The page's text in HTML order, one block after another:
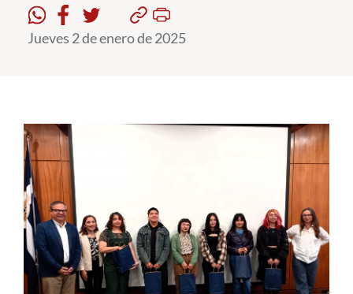
Admisión
Formación Continua
Estudiantes
Académicos
Funcionarios
Alumni
Jueves 2 de enero de 2025